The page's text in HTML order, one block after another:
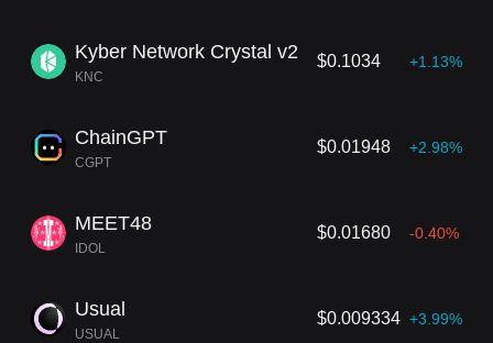
Kyber Network Crystal v2
KNC
$0.1034 +1.13%
ChainGPT
CGPT
$0.01948 +2.98%
MEET48
IDOL
$0.01680 -0.40%
Usual
USUAL
$0.009334 +3.99%